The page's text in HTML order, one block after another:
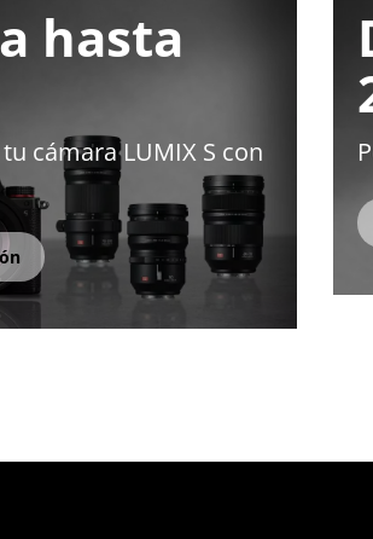
hasta
cámara LUMIX S con